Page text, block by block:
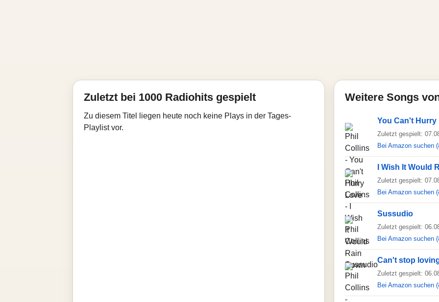
Zuletzt bei 1000 Radiohits gespielt
Zu diesem Titel liegen heute noch keine Plays in der Tages-
Playlist vor.
Weitere Songs
You Can't Hurry
Zuletzt gespielt:
Bei Amazon suchen
I Wish It Would
Zuletzt gespielt:
Bei Amazon suchen
Sussudio
Zuletzt gespielt:
Bei Amazon suchen
Can't stop
Zuletzt gespielt:
Bei Amazon suchen